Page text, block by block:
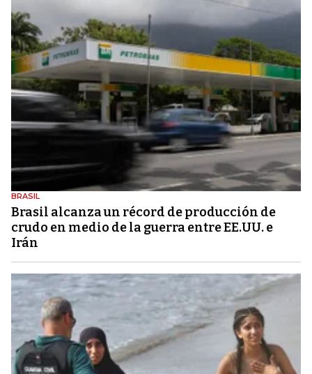
BRASIL
Brasil alcanza un récord de producción de
crudo en medio de la guerra entre EE.UU. e
Irán